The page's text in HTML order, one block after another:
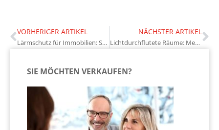
VORHERIGER ARTIKEL
Lärmschutz für Immobilien: Strategien für mehr Wohnqualität
NÄCHSTER ARTIKEL
Lichtdurchflutete Räume: Mehr Wohnkomfort durch natürliche Beleuchtung
SIE MÖCHTEN VERKAUFEN?